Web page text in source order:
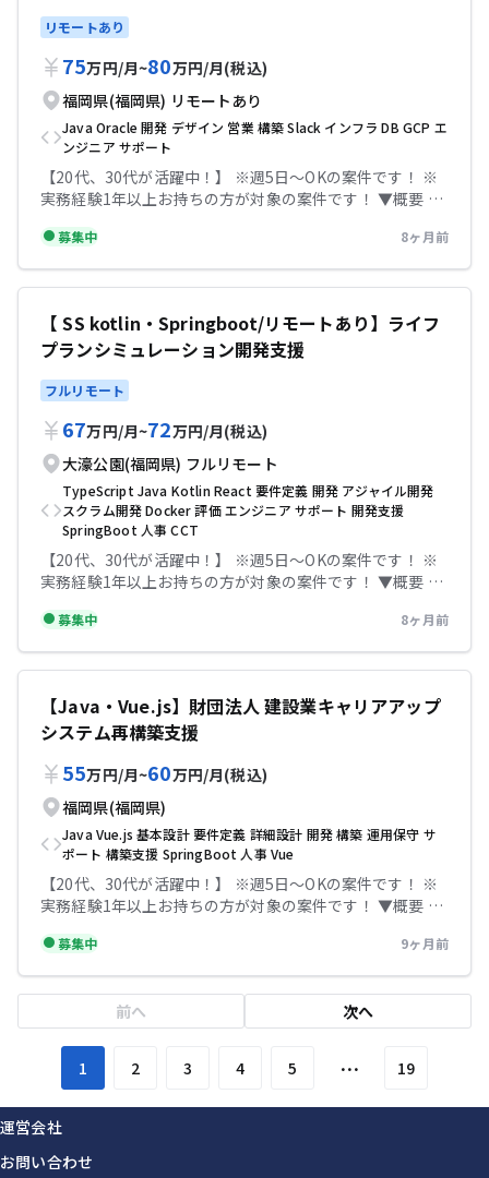
精算幅：140h~180h 面談回数：2回 勤務時間：
9:00~17:20 服装：自由 【必須スキル】 ・インフラ設計・
構築経験:5年以上 ・TCP/IP、HTTPに関する基礎的な理解
【尚可スキル】 ・社内やユーザー部門と折衝できるレベル
のコミュニケーションスキル ・PCI DSS準拠システムの運
用経験 ・AWS、Google Cloud、Azure等のパブリックク
のサポートで安心して参画していただけます！
リモートあり
75万円/月~80万円/月(税込)
福岡県(福岡県) リモートあり
JavaOracle開発 デザイン 営業 構築 Slack インフラ DB GCP エ
ンジニア サポート
【20代、30代が活躍中！】 ※週5日〜OKの案件です！ ※
実務経験1年以上お持ちの方が対象の案件です！ ▼概要 キ
ア ◆主な開発環境・ツール 言語:Java DB:Oracle インフ
ラ:GCP その他:Slack、GoogleMeet ▼条件等 出社：リモ
ート併用可(週4出社) 場所：福岡県博多区 精算幅：
自由 【必須スキル】 ・オンプレミスからクラウドへの移
行のご経験 ・クラウドの設計/構築のご経験 【尚可スキ
経験 ・Javaを用いた開発経験 テックビズなら記帳代行無
料！充実のサポートで安心して参画していただけます！
募集中 8ヶ月前
【 SS kotlin・Springboot/リモートあり】ライフ
プランシミュレーション開発支援
フルリモート
67万円/月~72万円/月(税込)
大濠公園(福岡県) フルリモート
TypeScript Java KotlinReact 要件定義 開発 アジャイル開発
スクラム開発Docker評価エンジニア サポート 開発支援
SpringBoot 人事 CCT
【20代、30代が活躍中！】 ※週5日〜OKの案件です！ ※
実務経験1年以上お持ちの方が対象の案件です！ ▼概要 ラ
援|SSkotlin/Springboot|要件定義 大手地方銀行における
ライフプランシミュレーションのシステム開発支援に携わ
っていただきます。 現在要件定義フェーズで、今後中長期
で、長期でご参画できる方を募集します。 現在6名体制で
進めています。 バックエンドをメインに見ていただく予定
軟にご対応いただける方を求めます。 詳細は面談時にお伝
えいたします。 バックエンド:kotlin/springboot フロン
トエンド:Typescript/React 求める人物像は以下です。 ・
アジャイル/スクラム開発経験のある方 ・能動的に仕事に
取り組める方 ・コミュニケーション良好で、チーム開発に
取り組める方 ▼条件等 出社：出社orフルリモート(初日~
最大3日程度福岡出張をお願いします) 場所：大濠公園 精算
幅：140h~180h 面談回数：2回 【必須スキル】 ・
SSkotlin(Java)/Springbootを用いたバックエンド開発経
験4年以上 ・アジャイル(スクラム)での開発経験 ・Docker
で仮想環境を立てて開発した経験 ・新規開発プロジェクト
リード経験 テックビズなら記帳代行無料！充実のサポート
で安心して参画していただけます！
募集中 8ヶ月前
【Java・Vue.js】財団法人 建設業キャリアアップ
システム再構築支援
55万円/月~60万円/月(税込)
福岡県(福岡県)
JavaVue.js 基本設計要件定義 詳細設計 開発構築 運用保守 サ
ポート 構築支援 SpringBoot 人事 Vue
【20代、30代が活躍中！】 ※週5日〜OKの案件です！ ※
実務経験1年以上お持ちの方が対象の案件です！ ▼概要 財
(Java/Vue.js) 建設業界に関わる全技能者の労働環境改善、
人材確保、生産性向上を目的とした「キャリアアップシス
テム」の再構築プロジェクトです。 利便性向上・データ利
活用の促進・安定的な運用保守・事業拡大に向けた拡張性
義からリリースまでの長期プロジェクトで、現行システム
の調査や設計・開発に幅広く携わっていただきます。 ・開
発環境:Java、Vue.js、SpringBoot、
AmazonAuroraPostgreSQL、RedHatEnterpriseLinux
ム:Java/MarkLogic/FUJITSUCloudServiceK5 ・開発スケ
募集中 9ヶ月前
前へ 次へ
1 2 3 4 5 … 19
運営会社
お問い合わせ